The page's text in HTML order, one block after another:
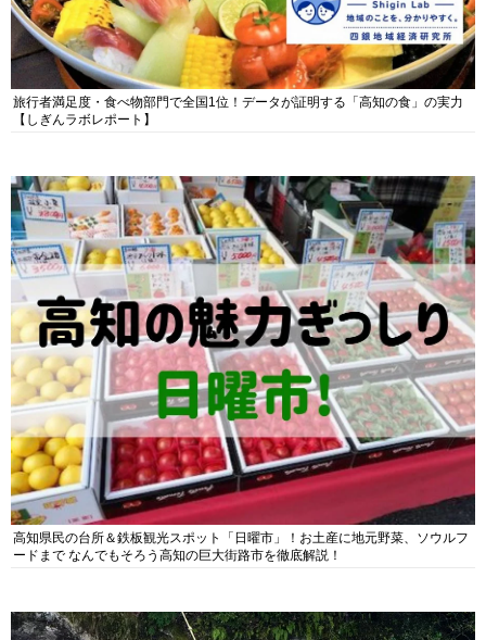
旅行者満足度・食べ物部門で全国1位！データが証明する「高知の食」の実力
【しぎんラボレポート】
高知県民の台所＆鉄板観光スポット「日曜市」！お土産に地元野菜、ソウルフ
ードまで なんでもそろう高知の巨大街路市を徹底解説！